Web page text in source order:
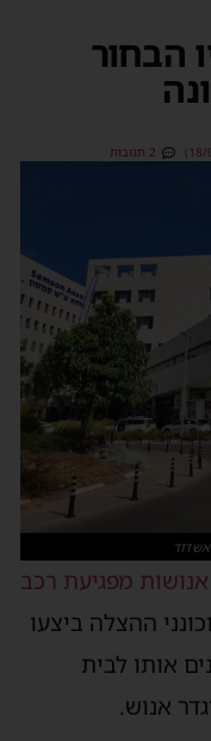
הבחור
2 תגובות
ההצלה ביצעו
אותו לבית
אנוש.